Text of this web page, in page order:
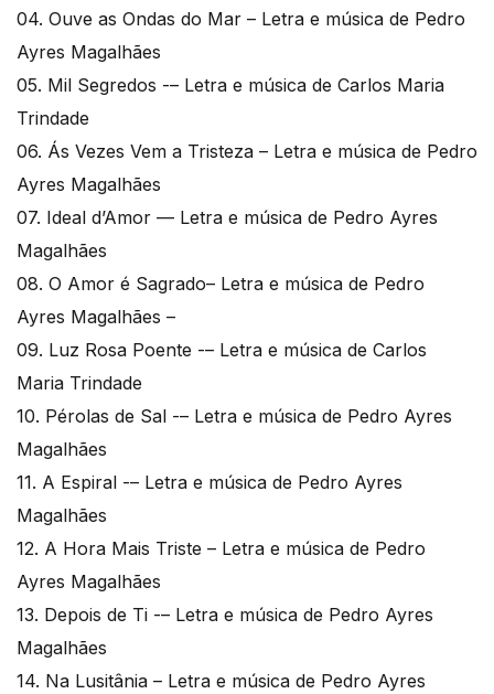
04. Ouve as Ondas do Mar – Letra e música de Pedro
Ayres Magalhães
05. Mil Segredos -– Letra e música de Carlos Maria
Trindade
06. Ás Vezes Vem a Tristeza – Letra e música de Pedro
Ayres Magalhães
07. Ideal d’Amor –– Letra e música de Pedro Ayres
Magalhães
08. O Amor é Sagrado– Letra e música de Pedro
Ayres Magalhães –
09. Luz Rosa Poente -– Letra e música de Carlos
Maria Trindade
10. Pérolas de Sal -– Letra e música de Pedro Ayres
Magalhães
11. A Espiral -– Letra e música de Pedro Ayres
Magalhães
12. A Hora Mais Triste – Letra e música de Pedro
Ayres Magalhães
13. Depois de Ti -– Letra e música de Pedro Ayres
Magalhães
14. Na Lusitânia – Letra e música de Pedro Ayres